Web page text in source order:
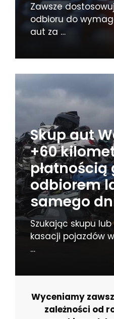
Zawsze
odbioru do
aut za …
Skup aut
+60
odbiorem
samego
Szukając skupu
kasacji pojazdów
…
Wyceniamy
zależności od